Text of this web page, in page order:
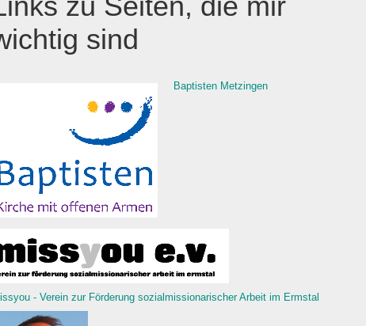
sind
Baptisten Metzingen
- Verein zur Förderung sozialmissionarischer Arbeit im Ermstal